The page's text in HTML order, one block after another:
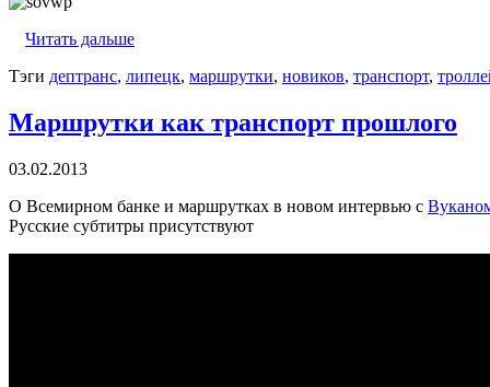
Читать дальше
Тэги дептранс, липецк, маршрутки, новиков, транспорт,
Маршрутки как транспорт прошлого
03.02.2013
О Всемирном банке и маршрутках в новом интервью с
Русские субтитры присутствуют